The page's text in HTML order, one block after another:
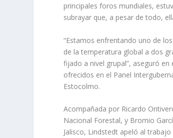
principales foros mundiales,
subrayar que, a pesar de todo,
“Estamos enfrentando uno de
de la temperatura global a dos
fijado a nivel grupal”, aseguró
ofrecidos en el Panel
Estocolmo.
Acompañada por Ricardo
Nacional Forestal, y Bromio
Jalisco, Lindstedt apeló al